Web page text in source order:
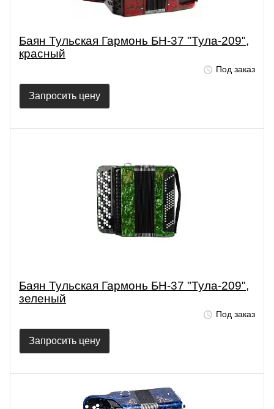
Баян Тульская Гармонь БН-37 "Тула-209",
красный
Под заказ
Запросить цену
Баян Тульская Гармонь БН-37 "Тула-209",
зеленый
Под заказ
Запросить цену